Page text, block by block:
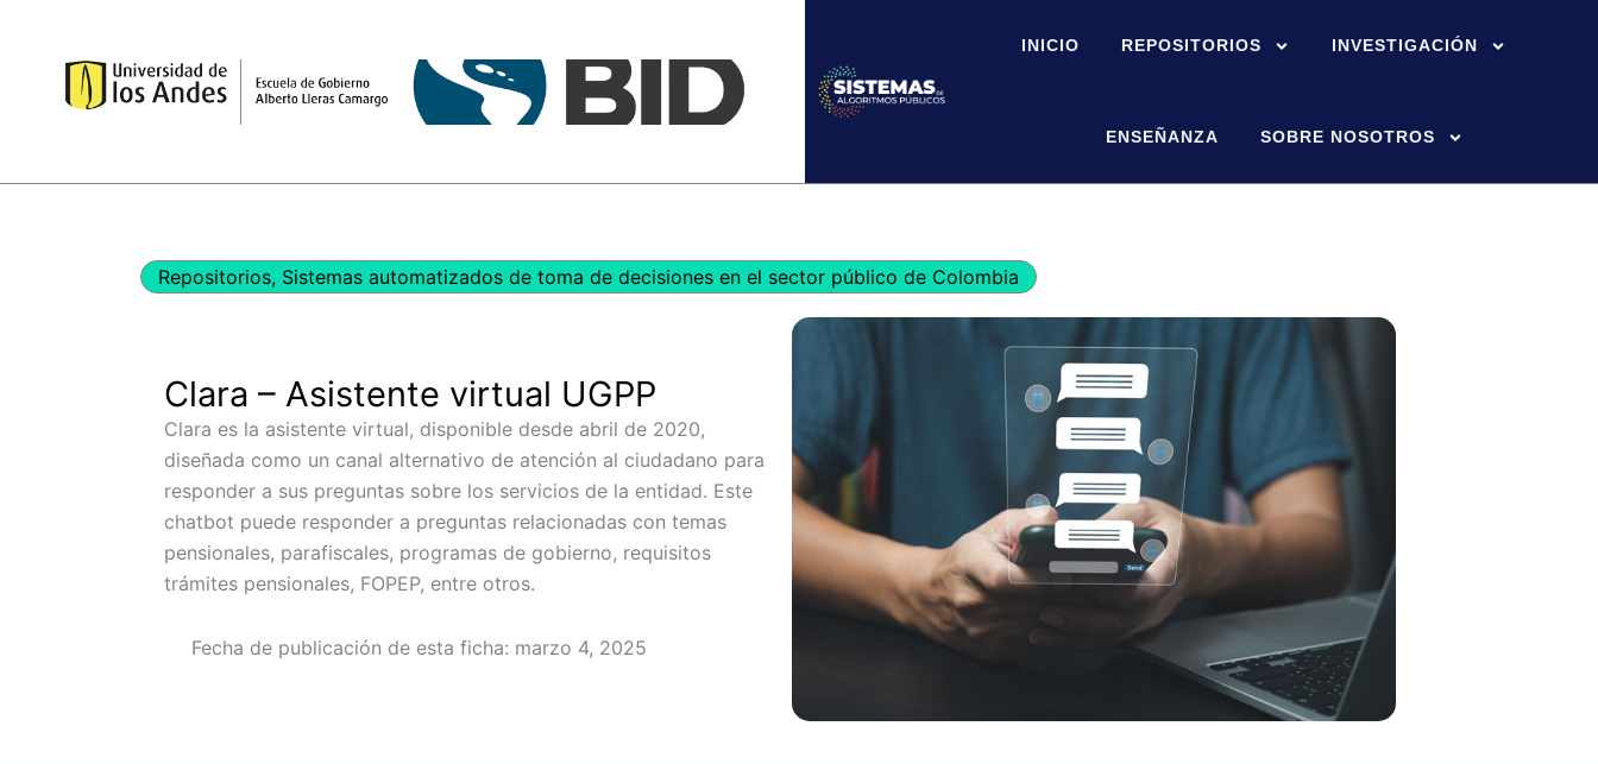
contenido
INICIO REPOSITORIOS INVESTIGACIÓN
ENSEÑANZA SOBRE NOSOTROS
Repositorios, Sistemas automatizados de toma de decisiones en el sector público de Colombia
Clara – Asistente virtual UGPP
Clara es la asistente virtual, disponible desde abril de 2020,
diseñada como un canal alternativo de atención al ciudadano para
responder a sus preguntas sobre los servicios de la entidad. Este
chatbot puede responder a preguntas relacionadas con temas
pensionales, parafiscales, programas de gobierno, requisitos
trámites pensionales, FOPEP, entre otros.
Fecha de publicación de esta ficha: marzo 4, 2025